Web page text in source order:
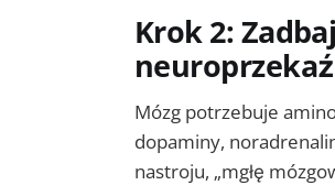
Krok 2:
Mózg potrzebuje
dopaminy,
nastroju, „mgłę